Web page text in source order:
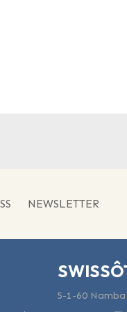
NEWSLETTER
5-1-60 Namba